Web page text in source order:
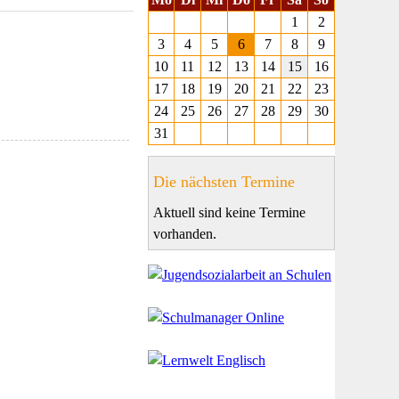
1
2
3
4 5 6 7 8
9
10
11 12 13 14 15
16
17
18 19 20 21 22
23
24
25 26 27 28 29
30
31
Die nächsten Termine
Aktuell sind keine Termine
vorhanden.